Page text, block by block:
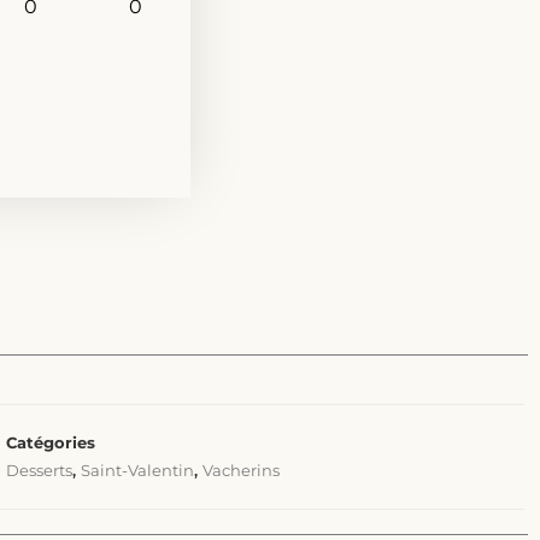
0 0
Catégories
Desserts, Saint-Valentin, Vacherins